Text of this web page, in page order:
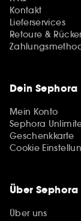
Kontakt
Lieferservices
Retoure &
Dein Sephora
Mein Konto
Sephora
Geschenkkarte
Cookie
Über Sephora
Über uns